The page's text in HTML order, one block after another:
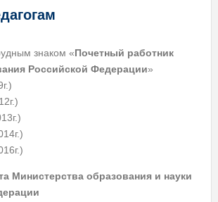
знаком «Почетный работник
Российской Федерации»
Министерства образования и науки